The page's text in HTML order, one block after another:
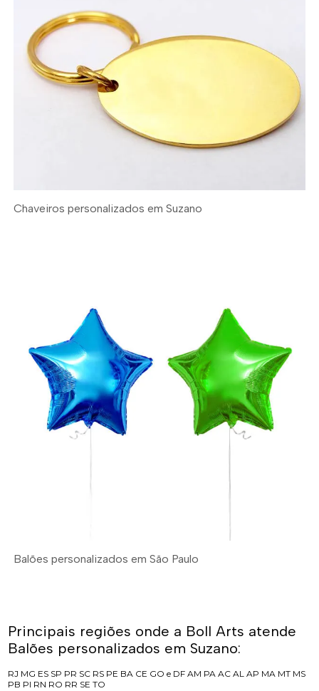
Chaveiros personalizados em Suzano
Balões personalizados em São Paulo
Principais regiões onde a Boll Arts atende
Balões personalizados em Suzano:
RJ MG ES SP PR SC RS PE BA CE GO e DF AM PA AC AL AP MA MT MS
PB PI RN RO RR SE TO